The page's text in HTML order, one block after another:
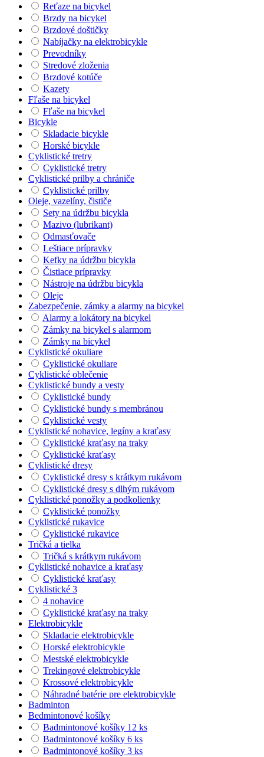
Reťaze na bicykel
Brzdy na bicykel
Brzdové doštičky
Nabíjačky na elektrobicykle
Prevodníky
Stredové zloženia
Brzdové kotúče
Kazety
Fľaše na bicykel
Fľaše na bicykel
Bicykle
Skladacie bicykle
Horské bicykle
Cyklistické tretry
Cyklistické tretry
Cyklistické prilby a chrániče
Cyklistické prilby
Oleje, vazelíny, čističe
Sety na údržbu bicykla
Mazivo (lubrikant)
Odmasťovače
Leštiace prípravky
Kefky na údržbu bicykla
Čistiace prípravky
Nástroje na údržbu bicykla
Oleje
Zabezpečenie, zámky a alarmy na bicykel
Alarmy a lokátory na bicykel
Zámky na bicykel s alarmom
Zámky na bicykel
Cyklistické okuliare
Cyklistické okuliare
Cyklistické oblečenie
Cyklistické bundy a vesty
Cyklistické bundy
Cyklistické bundy s membránou
Cyklistické vesty
Cyklistické nohavice, legíny a kraťasy
Cyklistické kraťasy na traky
Cyklistické kraťasy
Cyklistické dresy
Cyklistické dresy s krátkym rukávom
Cyklistické dresy s dlhým rukávom
Cyklistické ponožky a podkolienky
Cyklistické ponožky
Cyklistické rukavice
Cyklistické rukavice
Tričká a tielka
Tričká s krátkym rukávom
Cyklistické nohavice a kraťasy
Cyklistické kraťasy
Cyklistické 3
4 nohavice
Cyklistické kraťasy na traky
Elektrobicykle
Skladacie elektrobicykle
Horské elektrobicykle
Mestské elektrobicykle
Trekingové elektrobicykle
Krossové elektrobicykle
Náhradné batérie pre elektrobicykle
Badminton
Bedmintonové košíky
Badmintonové košíky 12 ks
Badmintonové košíky 6 ks
Badmintonové košíky 3 ks